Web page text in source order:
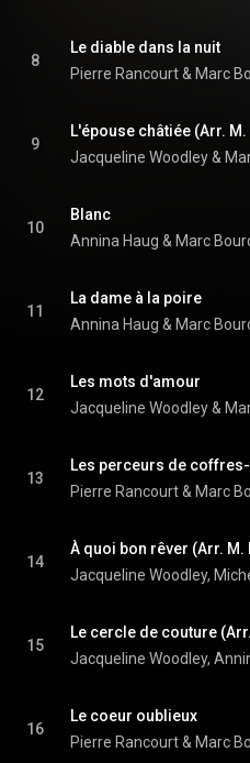
8
Le diable dans la nuit
Pierre Rancourt & Marc
9
10
Blanc
Annina Haug & Marc
11
La dame à la poire
Annina Haug & Marc
12
Les mots d'amour
13
Pierre Rancourt & Marc
14
15
16
Le coeur oublieux
Pierre Rancourt & Marc